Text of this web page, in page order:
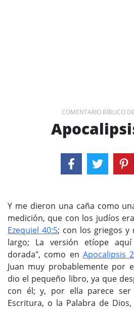
COMENTARIO BÍBLICO
Y me dieron una caña como
medición, que con los judíos
Ezequiel 40:5; con los griegos y
largo; La versión etíope
dorada", como en Apocalipsis
Juan muy probablemente por
dio el pequeño libro, ya que
con él; y, por ella parece ser
Escritura, o la Palabra de